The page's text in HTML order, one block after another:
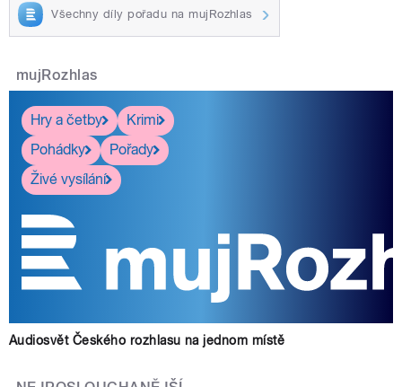
Všechny díly pořadu na mujRozhlas
mujRozhlas
Hry a četby
Krimi
Pohádky
Pořady
Živé vysílání
Audiosvět Českého rozhlasu na jednom místě